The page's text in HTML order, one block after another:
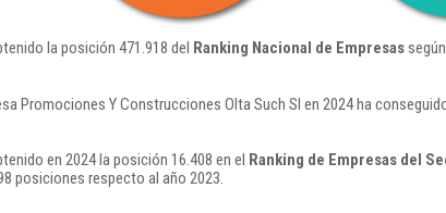
la posición 471.918 del Ranking Nacional de Empresas
Promociones Y Construcciones Olta Such Sl en 2024 ha
en 2024 la posición 16.408 en el Ranking de Empresas del
posiciones respecto al año 2023.